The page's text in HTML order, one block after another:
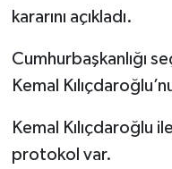
kararını açıkladı.
Cumhurbaşkanlığı
Kemal
Kemal Kılıçdaroğlu
protokol var.